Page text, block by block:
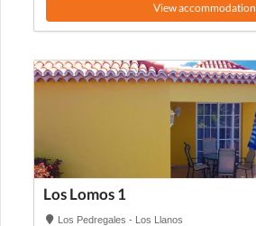
View accommodation
Los Lomos 1
Los Pedregales - Los Llanos